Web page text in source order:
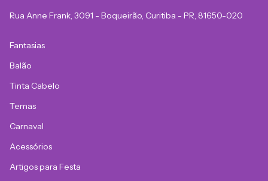
Rua Anne Frank, 3091 - Boqueirão, Curitiba - PR, 81650-020
Fantasias
Balão
Tinta Cabelo
Temas
Carnaval
Acessórios
Artigos para Festa